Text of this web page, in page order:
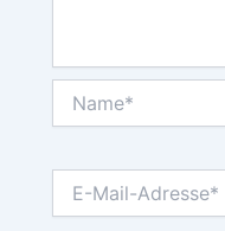
Mail-